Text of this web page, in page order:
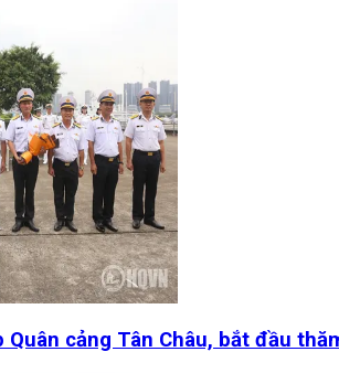
cảng Tân Châu, bắt đầu